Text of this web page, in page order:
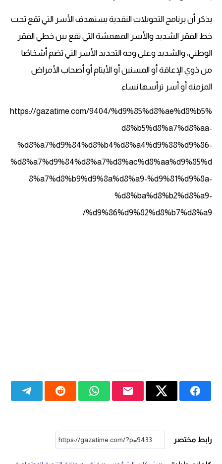
يذكر أن برنامج التحويلات النقدية يستهدف الأسر التي تقع تحت
خط الفقر الشديد والأسر المهمشة التي تقع بين خطي الفقر
الوطني، والشديد وعلى وجه التحديد الأسر التي تضم أشخاصًا
من ذوي الإعاقة أو المسنين أو الأيتام أو أصحاب الأمراض
المزمنة أو أسر ترأسها نساء.
https://gazatime.com/9404/%d9%85%d8%ae%d8%b5%
d8%b5%d8%a7%d8%aa-
%d8%a7%d9%84%d8%b4%d8%a4%d9%88%d9%86-
%d8%a7%d9%84%d8%a7%d8%ac%d8%aa%d9%85%d
8%a7%d8%b9%d9%8a%d8%a9-%d9%81%d9%8a-
%d8%ba%d8%b2%d8%a9-
%d9%86%d9%82%d8%b7%d8%a9/
رابط مختصر